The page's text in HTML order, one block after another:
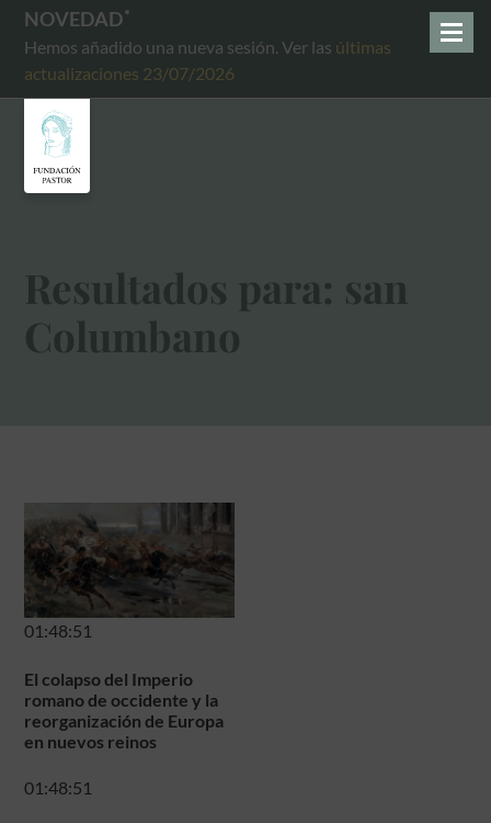
NOVEDAD
Hemos añadido una nueva sesión. Ver las últimas
actualizaciones 23/07/2026
Resultados para: san
Columbano
01:48:51
El colapso del Imperio
romano de occidente y la
reorganización de Europa
en nuevos reinos
01:48:51